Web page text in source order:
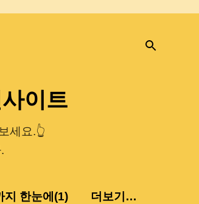
이트
세요.👆
지 한눈에(1) 더보기…